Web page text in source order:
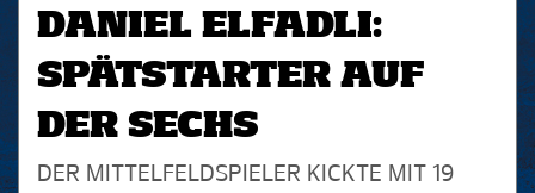
DANIEL ELFADLI:
SPÄTSTARTER AUF
DER SECHS
DER MITTELFELDSPIELER KICKTE MIT 19